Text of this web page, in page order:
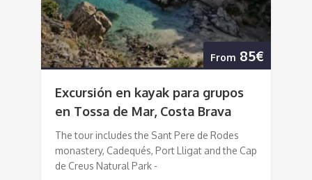
From 85€
Excursión en kayak para grupos
en Tossa de Mar, Costa Brava
The tour includes the Sant Pere de Rodes
monastery, Cadequés, Port Lligat and the Cap
de Creus Natural Park -